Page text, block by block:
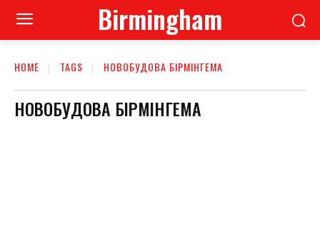
Birmingham
HOME TAGS НОВОБУДОВА БІРМІНГЕМА
НОВОБУДОВА БІРМІНГЕМА